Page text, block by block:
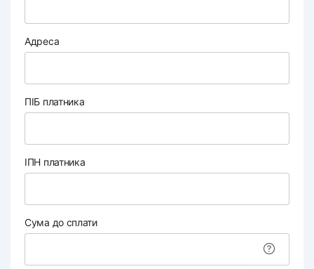
Адреса
ПІБ платника
ІПН платника
Сума до сплати